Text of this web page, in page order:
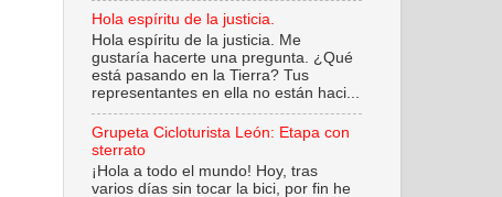
Hola espíritu de la justicia.
Hola espíritu de la justicia. Me
gustaría hacerte una pregunta. ¿Qué
está pasando en la Tierra? Tus
representantes en ella no están haci...
Grupeta Cicloturista León: Etapa con
sterrato
¡Hola a todo el mundo! Hoy, tras
varios días sin tocar la bici, por fin he